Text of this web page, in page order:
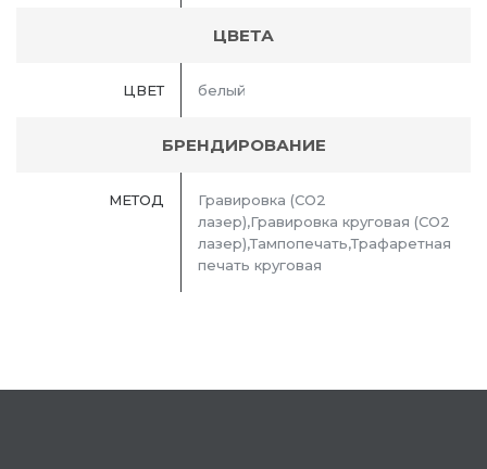
ЦВЕТА
ЦВЕТ белый
БРЕНДИРОВАНИЕ
МЕТОД
Гравировка (CO2
лазер),Гравировка круговая (CO2
лазер),Тампопечать,Трафаретная
печать круговая